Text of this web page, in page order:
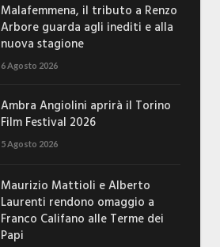
Malafemmena, il tributo a Renzo
Arbore guarda agli inediti e alla
nuova stagione
6 Agosto 2026
Ambra Angiolini aprirà il Torino
Film Festival 2026
5 Agosto 2026
Maurizio Mattioli e Alberto
Laurenti rendono omaggio a
Franco Califano alle Terme dei
Papi